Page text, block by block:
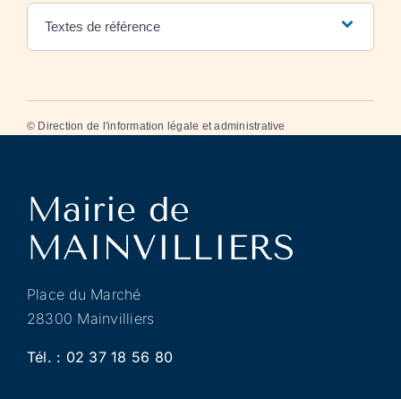
Textes de référence
© Direction de l'information légale et administrative
Place du Marché
28300 Mainvilliers
Tél. : 02 37 18 56 80